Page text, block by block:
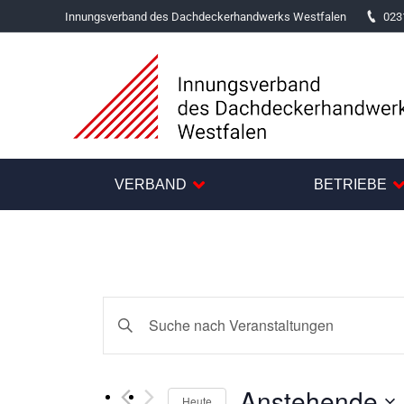
Innungsverband des Dachdeckerhandwerks Westfalen
VERBAND BETRIEBE
Veranstaltungen
Suche
Bitte
Suche
Heute